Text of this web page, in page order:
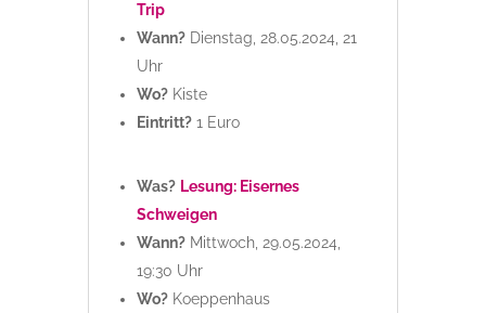
Trip
Wann?Dienstag, 28.05.2024, 21
Uhr
Wo?Kiste
Eintritt?1 Euro
Was? Lesung: Eisernes
Schweigen
Wann?Mittwoch, 29.05.2024,
19:30 Uhr
Wo?Koeppenhaus